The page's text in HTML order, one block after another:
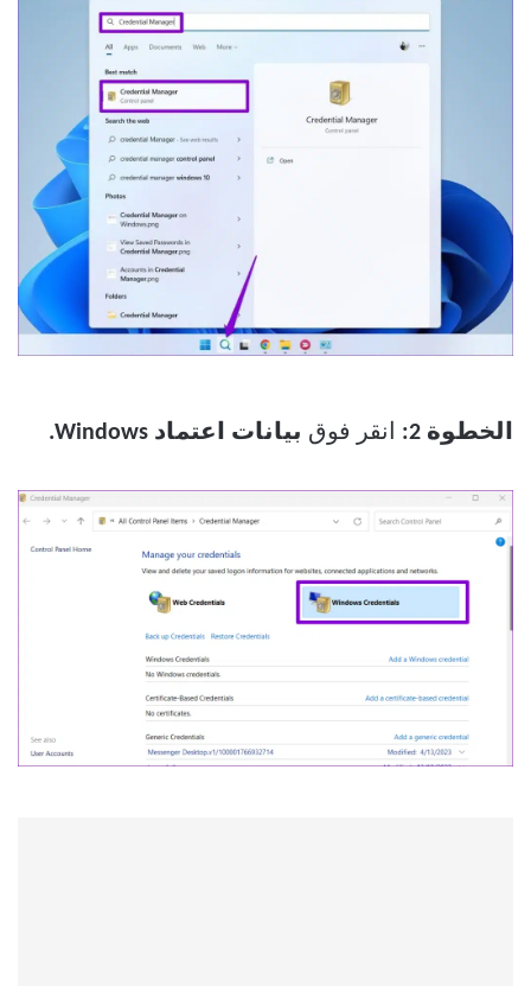
الخطوة 2: انقر فوق بيانات اعتماد Windows.